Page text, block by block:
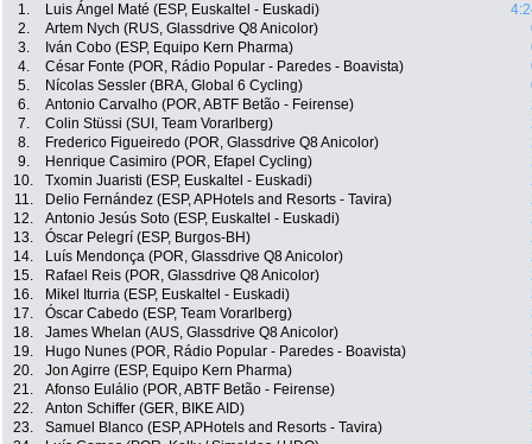
1. Luis Ángel Maté (ESP, Euskaltel - Euskadi)
2.
Artem Nych (RUS, Glassdrive Q8 Anicolor)
3.
Iván Cobo (ESP, Equipo Kern Pharma)
4.
César Fonte (POR, Rádio Popular - Paredes - Boavista)
5.
Nícolas Sessler (BRA, Global 6 Cycling)
6.
Antonio Carvalho (POR, ABTF Betão - Feirense)
7.
Colin Stüssi (SUI, Team Vorarlberg)
8.
Frederico Figueiredo (POR, Glassdrive Q8 Anicolor)
9.
Henrique Casimiro (POR, Efapel Cycling)
10.
Txomin Juaristi (ESP, Euskaltel - Euskadi)
11.
Delio Fernández (ESP, APHotels and Resorts - Tavira)
12.
Antonio Jesús Soto (ESP, Euskaltel - Euskadi)
13.
Óscar Pelegrí (ESP, Burgos-BH)
14.
Luís Mendonça (POR, Glassdrive Q8 Anicolor)
15.
Rafael Reis (POR, Glassdrive Q8 Anicolor)
16.
Mikel Iturria (ESP, Euskaltel - Euskadi)
17.
Óscar Cabedo (ESP, Team Vorarlberg)
18.
James Whelan (AUS, Glassdrive Q8 Anicolor)
19.
Hugo Nunes (POR, Rádio Popular - Paredes - Boavista)
20.
Jon Agirre (ESP, Equipo Kern Pharma)
21.
Afonso Eulálio (POR, ABTF Betão - Feirense)
22.
Anton Schiffer (GER, BIKE AID)
23.
Samuel Blanco (ESP, APHotels and Resorts - Tavira)